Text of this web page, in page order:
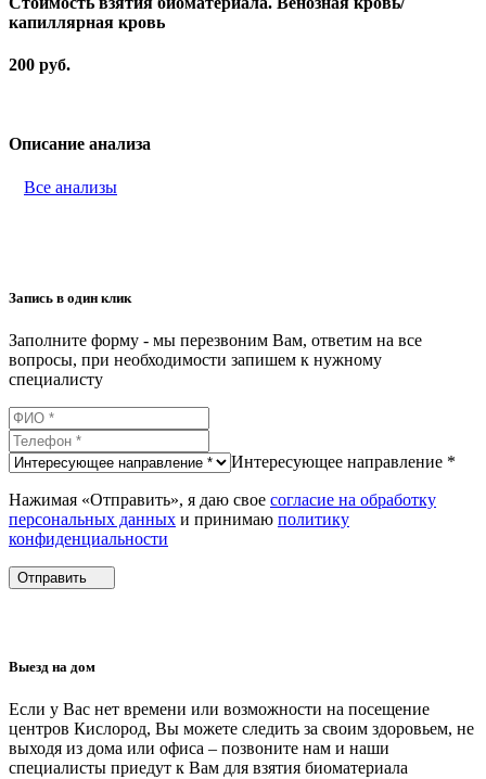
капиллярная кровь
200 руб.
Описание анализа
Все анализы
Запись в один клик
Заполните форму - мы перезвоним Вам, ответим на все
вопросы, при необходимости запишем к нужному
специалисту
Интересующее направление *
Нажимая «Отправить», я даю свое согласие на обработку
персональных данных и принимаю политику
конфиденциальности
Отправить
Выезд на дом
Если у Вас нет времени или возможности на посещение
центров Кислород, Вы можете следить за своим здоровьем, не
выходя из дома или офиса – позвоните нам и наши
специалисты приедут к Вам для взятия биоматериала